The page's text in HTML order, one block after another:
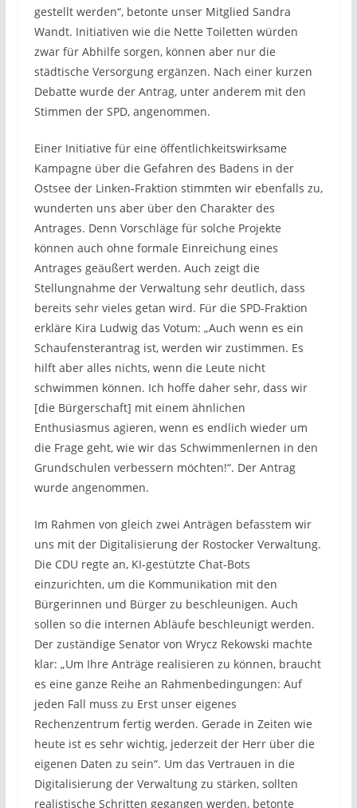
gestellt werden“, betonte unser Mitglied Sandra
Wandt. Initiativen wie die Nette Toiletten würden
zwar für Abhilfe sorgen, können aber nur die
städtische Versorgung ergänzen. Nach einer kurzen
Debatte wurde der Antrag, unter anderem mit den
Stimmen der SPD, angenommen.
Einer Initiative für eine öffentlichkeitswirksame
Kampagne über die Gefahren des Badens in der
Ostsee der Linken-Fraktion stimmten wir ebenfalls zu,
wunderten uns aber über den Charakter des
Antrages. Denn Vorschläge für solche Projekte
können auch ohne formale Einreichung eines
Antrages geäußert werden. Auch zeigt die
Stellungnahme der Verwaltung sehr deutlich, dass
bereits sehr vieles getan wird. Für die SPD-Fraktion
erkläre Kira Ludwig das Votum: „Auch wenn es ein
Schaufensterantrag ist, werden wir zustimmen. Es
hilft aber alles nichts, wenn die Leute nicht
schwimmen können. Ich hoffe daher sehr, dass wir
[die Bürgerschaft] mit einem ähnlichen
Enthusiasmus agieren, wenn es endlich wieder um
die Frage geht, wie wir das Schwimmenlernen in den
Grundschulen verbessern möchten!“. Der Antrag
wurde angenommen.
Im Rahmen von gleich zwei Anträgen befasstem wir
uns mit der Digitalisierung der Rostocker Verwaltung.
Die CDU regte an, KI-gestützte Chat-Bots
einzurichten, um die Kommunikation mit den
Bürgerinnen und Bürger zu beschleunigen. Auch
sollen so die internen Abläufe beschleunigt werden.
Der zuständige Senator von Wrycz Rekowski machte
klar: „Um Ihre Anträge realisieren zu können, braucht
es eine ganze Reihe an Rahmenbedingungen: Auf
jeden Fall muss zu Erst unser eigenes
Rechenzentrum fertig werden. Gerade in Zeiten wie
heute ist es sehr wichtig, jederzeit der Herr über die
eigenen Daten zu sein“. Um das Vertrauen in die
Digitalisierung der Verwaltung zu stärken, sollten
realistische Schritten gegangen werden, betonte